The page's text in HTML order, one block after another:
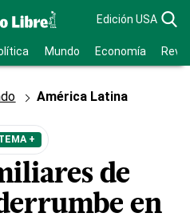
Edición USA
Mundo Economía
América Latina
+
de
en